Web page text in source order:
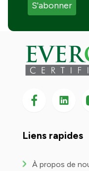
Suivez-nous sur
Suivez-
Liens rapides
À propos de